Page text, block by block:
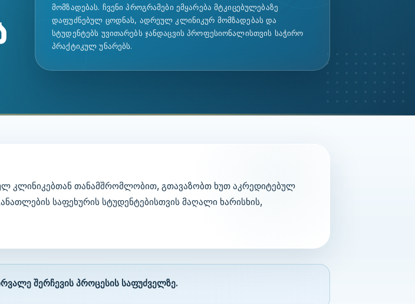
მომზადებას. ჩვენი პროგრამები ემყარება მტკიცებულებაზე
დაფუძნებულ ცოდნას, ადრეულ კლინიკურ მომზადებას და
სტუდენტებს უვითარებს ჯანდაცვის პროფესიონალისთვის საჭირო
პრაქტიკულ უნარებს.
კლინიკებთან თანამშრომლობით, გთავაზობთ ხუთ აკრედიტებულ
საფეხურის სტუდენტებისთვის მაღალი ხარისხის,
შერჩევის პროცესის საფუძველზე.